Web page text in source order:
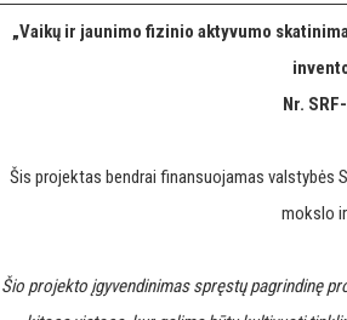
„Vaikų ir jaunimo fizinio aktyvumo
Nr.
Šis projektas bendrai finansuojamas valstybės
mokslo
Šio projekto įgyvendinimas spręstų pagrindinę